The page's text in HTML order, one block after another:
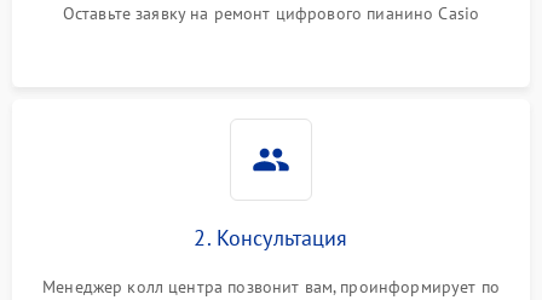
Оставьте заявку на ремонт цифрового пианино Casio
2. Консультация
Менеджер колл центра позвонит вам, проинформирует по